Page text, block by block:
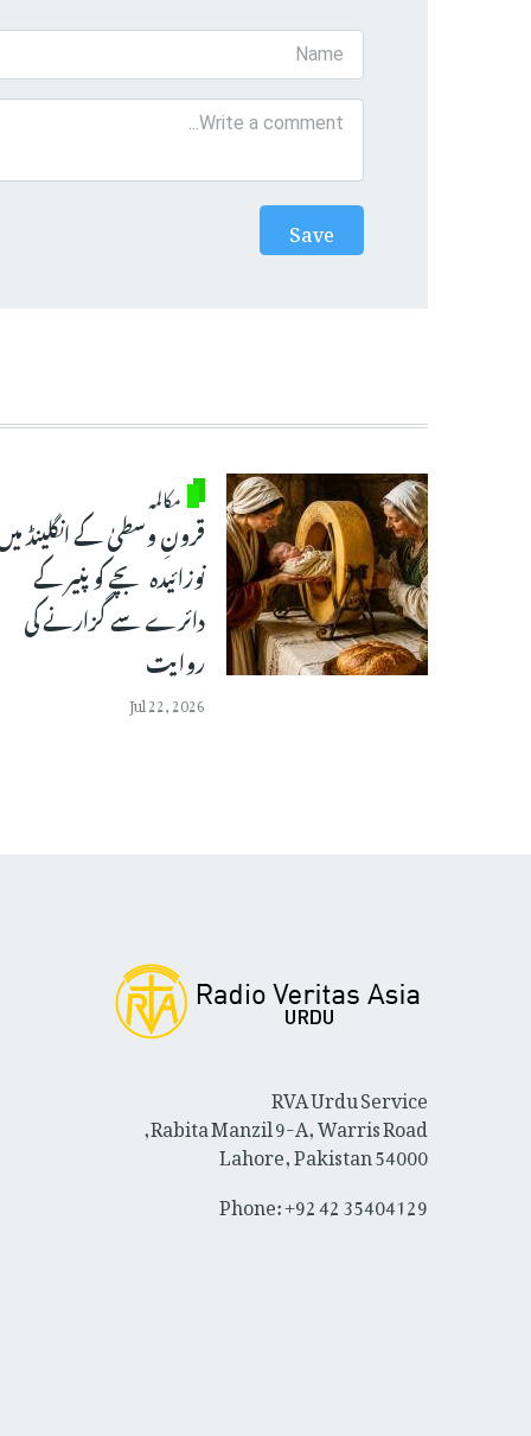
مکالمہ
قرونِ وسطیٰ کے انگلینڈ
نوزائیدہ بچے کو پنیر کے
دائرے سے گزارنے کی
روایت
Jul 22, 2026
RVA Urdu Service
Rabita Manzil 9-A, Warris Road,
Lahore, Pakistan 54000
Phone: +92 42 35404129